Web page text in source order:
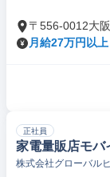
〒556-0012大
月給27万円以上
正社員
家電量販店モバ
株式会社グローバル